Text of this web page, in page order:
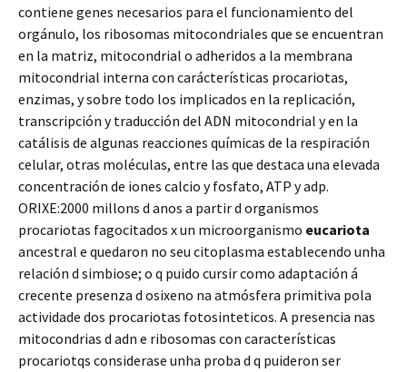
contiene genes necesarios para el funcionamiento del
orgánulo, los ribosomas mitocondriales que se encuentran
en la matriz, mitocondrial o adheridos a la membrana
mitocondrial interna con carácterísticas procariotas,
enzimas, y sobre todo los implicados en la replicación,
transcripción y traducción del ADN mitocondrial y en la
catálisis de algunas reacciones químicas de la respiración
celular, otras moléculas, entre las que destaca una elevada
concentración de iones calcio y fosfato, ATP y adp.
ORIXE:2000 millons d anos a partir d organismos
procariotas fagocitados x un microorganismo eucariota
ancestral e quedaron no seu citoplasma establecendo unha
relación d simbiose; o q puido cursir como adaptación á
crecente presenza d osixeno na atmósfera primitiva pola
actividade dos procariotas fotosinteticos. A presencia nas
mitocondrias d adn e ribosomas con características
procariotqs considerase unha proba d q puideron ser